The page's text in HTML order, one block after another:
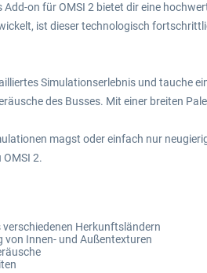
Add-on für OMSI 2 bietet dir eine
ist dieser technologisch
Simulationserlebnis und tauche
des Busses. Mit einer breiten
magst oder einfach nur
2.
verschiedenen Herkunftsländern
von Innen- und Außentexturen